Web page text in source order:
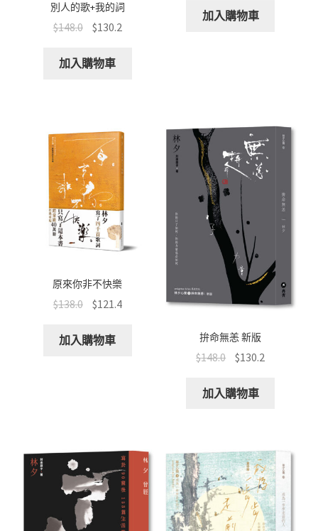
別人的歌+我的詞
$148.0 $130.2
加入購物車
加入購物車
原來你非不快樂
$138.0 $121.4
加入購物車 拚命無恙 新版
$148.0 $130.2
加入購物車